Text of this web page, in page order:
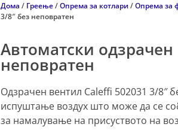
Дома / Греење/Опрема за котлари/Опрема зa
3/8″ без неповратен
Автоматски
неповратен
Одзрачен вентил Caleffi 502031 3/8″
испуштање воздух што може да се
за намалување на присуството на